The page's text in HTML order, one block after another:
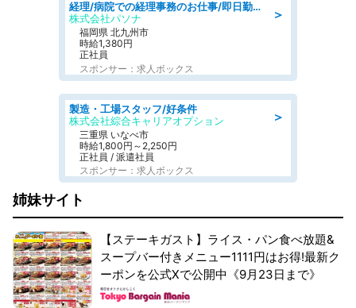
＞
経理/病院での経理事務のお仕事/即日勤務可/車通勤可/経理/一般事務
株式会社パソナ
福岡県 北九州市
時給1,380円
正社員
スポンサー：求人ボックス
＞
製造・工場スタッフ/好条件
株式会社綜合キャリアオプション
三重県 いなべ市
時給1,800円～2,250円
正社員 / 派遣社員
スポンサー：求人ボックス
姉妹サイト
【ステーキガスト】ライス・パン食べ放題&
スープバー付きメニュー1111円はお得!最新ク
ーポンを公式Xで公開中《9月23日まで》